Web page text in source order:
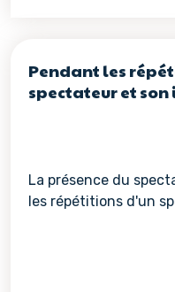
Pendant les
spectateur et
La présence du
les répétitions d'un